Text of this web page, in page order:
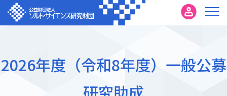
2026年度（令和8年度）一般公募